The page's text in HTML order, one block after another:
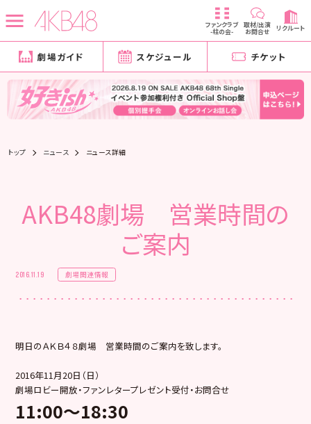
ファンクラブ
-柱の会-
取材/出演
お問合せ リクルート
劇場ガイド スケジュール チケット
トップ ニュース ニュース詳細
AKB48劇場 営業時間の
ご案内
2016.11.19 劇場関連情報
明日のＡＫＢ４８劇場 営業時間のご案内を致します。
2016年11月20日（日）
劇場ロビー開放・ファンレタープレゼント受付・お問合せ
11:00～18:30